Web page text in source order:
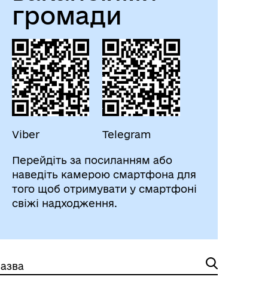
громади
Viber Telegram
Перейдіть за посиланням або
наведіть камерою смартфона для
того щоб отримувати у смартфоні
свіжі надходження.